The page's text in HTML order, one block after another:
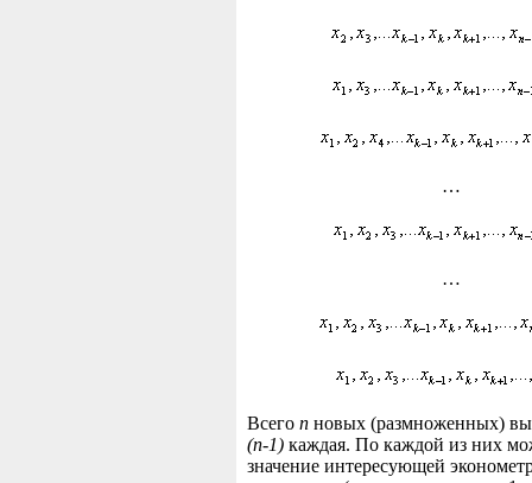
…
…
Всего n новых (размноженных)
(n-1) каждая. По каждой из них
значение интересующей